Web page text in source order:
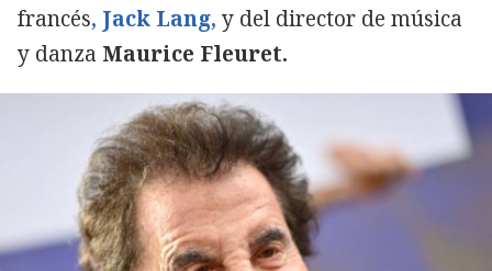
francés, Jack Lang, y del director de música
y danza Maurice Fleuret.